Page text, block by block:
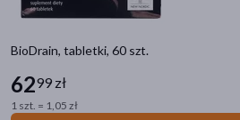
BioDrain, tabletki, 60 szt.
6299 zł
1 szt. = 1,05 zł